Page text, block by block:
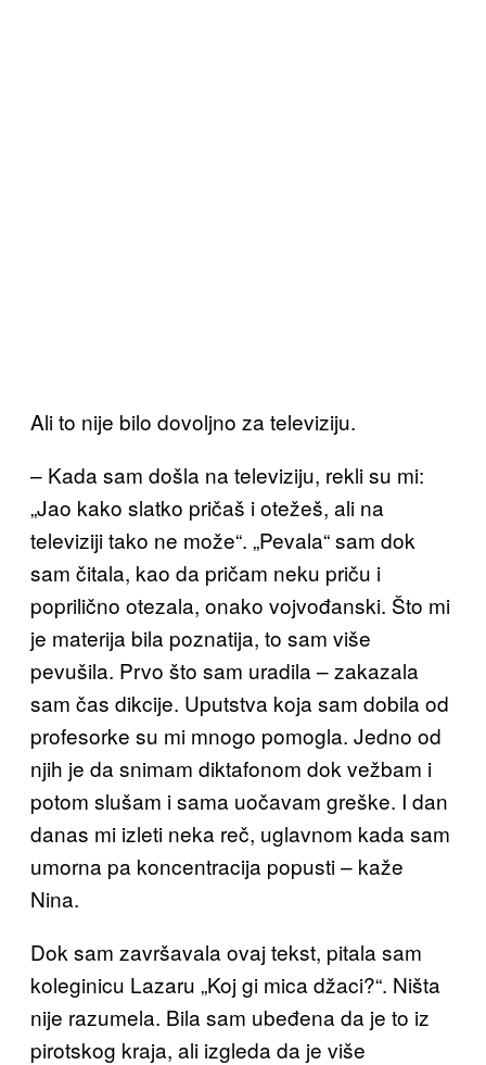
Ali to nije bilo dovoljno za televiziju.
– Kada sam došla na televiziju, rekli su mi:
„Jao kako slatko pričaš i otežeš, ali na
televiziji tako ne može“. „Pevala“ sam dok
sam čitala, kao da pričam neku priču i
poprilično otezala, onako vojvođanski. Što mi
je materija bila poznatija, to sam više
pevušila. Prvo što sam uradila – zakazala
sam čas dikcije. Uputstva koja sam dobila od
profesorke su mi mnogo pomogla. Jedno od
njih je da snimam diktafonom dok vežbam i
potom slušam i sama uočavam greške. I dan
danas mi izleti neka reč, uglavnom kada sam
umorna pa koncentracija popusti – kaže
Nina.
Dok sam završavala ovaj tekst, pitala sam
koleginicu Lazaru „Koj gi mica džaci?“. Ništa
nije razumela. Bila sam ubeđena da je to iz
pirotskog kraja, ali izgleda da je više